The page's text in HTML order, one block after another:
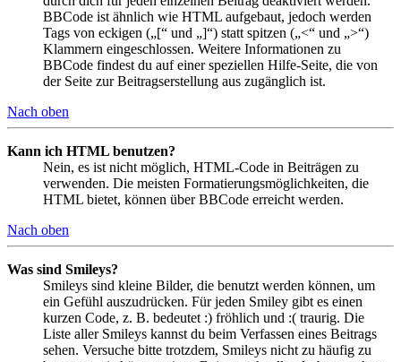
BBCode ist ähnlich wie HTML aufgebaut, jedoch werden
Tags von eckigen („[“ und „]“) statt spitzen („<“ und „>“)
Klammern eingeschlossen. Weitere Informationen zu
BBCode findest du auf einer speziellen Hilfe-Seite, die von
der Seite zur Beitragserstellung aus zugänglich ist.
Nach oben
Kann ich HTML benutzen?
Nein, es ist nicht möglich, HTML-Code in Beiträgen zu
verwenden. Die meisten Formatierungsmöglichkeiten, die
HTML bietet, können über BBCode erreicht werden.
Nach oben
Was sind Smileys?
Smileys sind kleine Bilder, die benutzt werden können, um
ein Gefühl auszudrücken. Für jeden Smiley gibt es einen
kurzen Code, z. B. bedeutet :) fröhlich und :( traurig. Die
Liste aller Smileys kannst du beim Verfassen eines Beitrags
sehen. Versuche bitte trotzdem, Smileys nicht zu häufig zu